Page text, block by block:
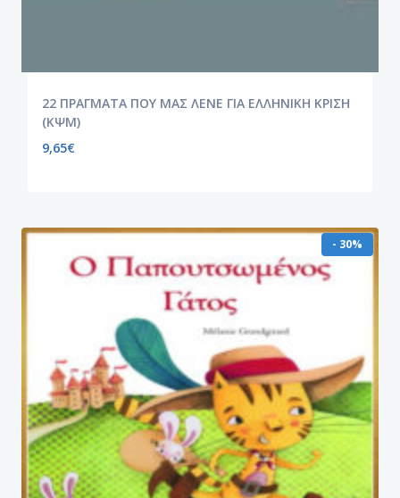
22 ΠΡΑΓΜΑΤΑ ΠΟΥ ΜΑΣ ΛΕΝΕ ΓΙΑ ΕΛΛΗΝΙΚΗ ΚΡΙΣΗ
(ΚΨΜ)
9,65€
- 30%